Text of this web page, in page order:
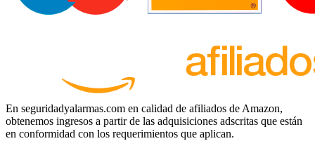
En seguridadyalarmas.com en calidad de afiliados de Amazon,
obtenemos ingresos a partir de las adquisiciones adscritas que están
en conformidad con los requerimientos que aplican.